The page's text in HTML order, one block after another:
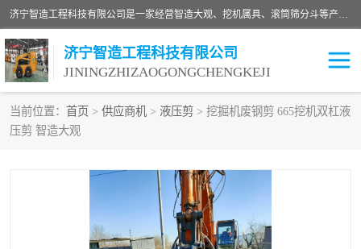
济宁智造工程科技有限公司是一家经营智造大观、挖机属具、滚筒筛分斗等产品的滑移装载机厂家。济宁智造工程科技有限公司奉行以质量赢得用户，诚信为本，互利共赢的宗旨，依靠雄厚的技术力量，科学的管理制度，先进的加工检测设备，始终坚持以客户为中心，免费咨询！
济宁智造工程科技有限公司
JININGZHIZAOGONGCHENGKEJI
当前位置： 首页 > 供应商机 > 液压剪 > 挖掘机废钢剪 665挖机双杠液
压剪 智造大观
振动夯
移动破碎机
粉碎钳